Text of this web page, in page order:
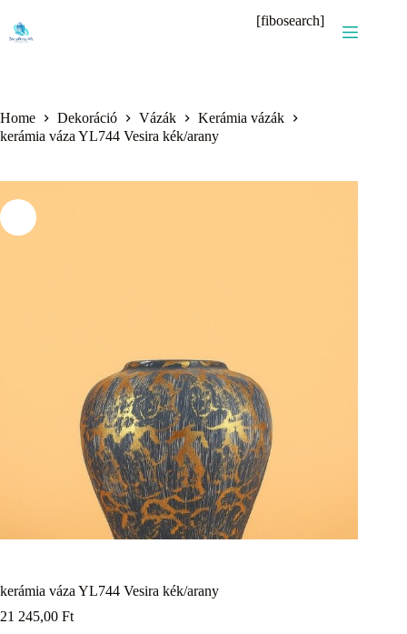
content
[fibosearch]
Home Dekoráció Vázák
Kerámia vázák
kerámia váza YL744 Vesira kék/arany
kerámia váza YL744 Vesira kék/arany
21 245,00 Ft